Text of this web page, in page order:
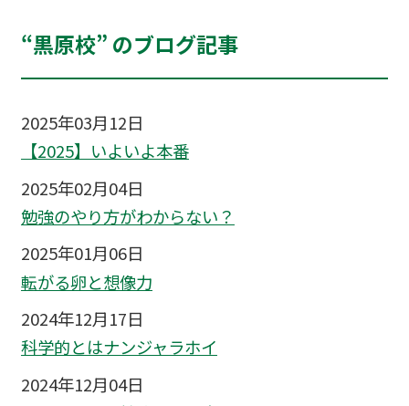
“黒原校” のブログ記事
2025年03月12日
【2025】いよいよ本番
2025年02月04日
勉強のやり方がわからない？
2025年01月06日
転がる卵と想像力
2024年12月17日
科学的とはナンジャラホイ
2024年12月04日